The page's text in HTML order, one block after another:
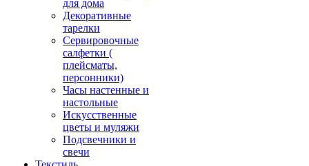
для дома
Декоративные
тарелки
Сервировочные
салфетки (
плейсматы,
персонники)
Часы настенные и
настольные
Искусственные
цветы и муляжи
Подсвечники и
свечи